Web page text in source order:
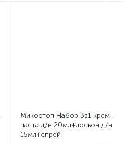
Микостоп Набор 3в1 крем-
паста д/н 20мл+лосьон д/н
15мл+спрей